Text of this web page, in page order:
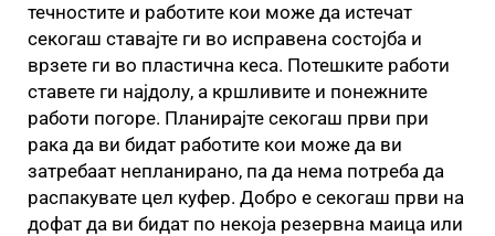
течностите и работите кои може да истечат
секогаш ставајте ги во исправена состојба и
врзете ги во пластична кеса. Потешките работи
ставете ги најдолу, а кршливите и понежните
работи погоре. Планирајте секогаш први при
рака да ви бидат работите кои може да ви
затребаат непланирано, па да нема потреба да
распакувате цел куфер. Добро е секогаш први на
дофат да ви бидат по некоја резервна маица или